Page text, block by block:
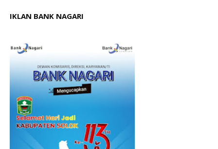
IKLAN BANK NAGARI